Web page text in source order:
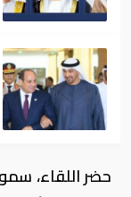
حضر اللقاء،